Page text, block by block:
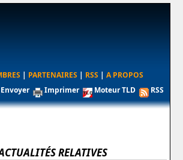
| PARTENAIRES | RSS | A PROPOS
Envoyer Imprimer Moteur TLD RSS
RELATIVES